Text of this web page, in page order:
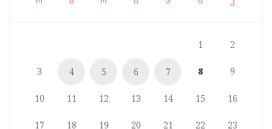
1 2
3 4 5 6 7 8 9
10 11 12 13 14 15 16
17 18 19 20 21 22 23